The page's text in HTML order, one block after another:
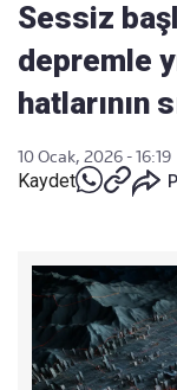
Sessiz
depremle
hatlarının
10 Ocak, 2026 - 16:19
Kaydet